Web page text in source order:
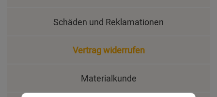
Schäden und Reklamationen
Vertrag widerrufen
Materialkunde